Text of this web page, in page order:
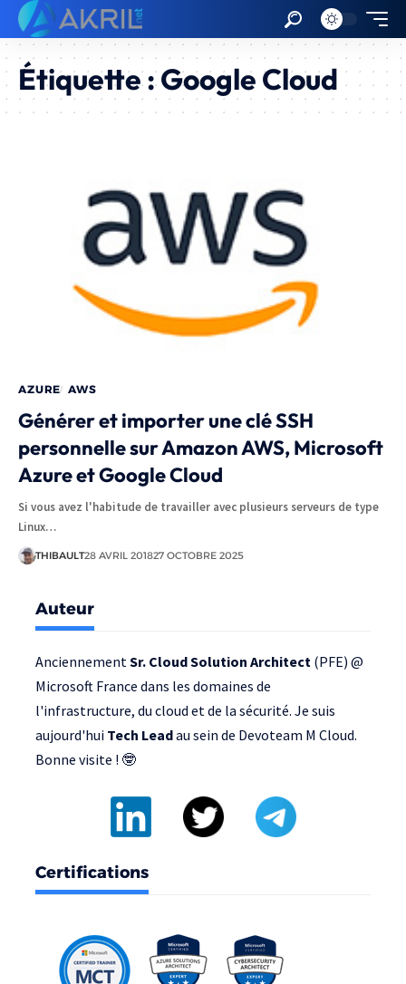
Étiquette :Google Cloud
AZURE AWS
Générer et importer une clé SSH
personnelle sur Amazon AWS, Microsoft
Azure et Google Cloud
Si vous avez l'habitude de travailler avec plusieurs serveurs de type
Linux…
THIBAULT28 AVRIL 201827 OCTOBRE 2025
Auteur
Anciennement Sr. Cloud Solution Architect (PFE) @
Microsoft France dans les domaines de
l'infrastructure, du cloud et de la sécurité. Je suis
aujourd'hui Tech Leadau sein de Devoteam M Cloud.
Bonne visite ! 🤓
Certifications